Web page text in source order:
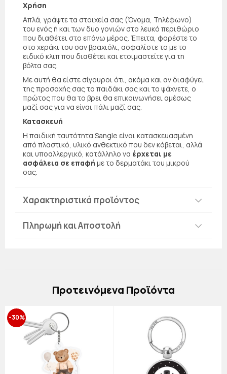
Χρήση
Απλά, γράψτε τα στοιχεία σας (Όνομα, Τηλέφωνο)
του ενός ή και των δυο γονιών στο λευκό περιθώριο
που διαθέτει στο επάνω μέρος. Έπειτα, φορέστε το
στο χεράκι του σαν βραχιόλι, ασφαλίστε το με το
ειδικό κλιπ που διαθέτει και ετοιμαστείτε για τη
βόλτα σας.
Με αυτή θα είστε σίγουροι ότι, ακόμα και αν διαφύγει
της προσοχής σας το παιδάκι σας και το ψάχνετε, ο
πρώτος που θα το βρει θα επικοινωνήσει αμέσως
μαζί σας για να είναι πάλι μαζί σας.
Κατασκευή
Η παιδική ταυτότητα Sangle είναι κατασκευασμένη
από πλαστικό, υλικό ανθεκτικό που δεν κόβεται, αλλά
και υποαλλεργικό, κατάλληλο να έρχεται με
ασφάλεια σε επαφή με το δερματάκι του μικρού
σας.
Χαρακτηριστικά προϊόντος
Πληρωμή και Αποστολή
Πρoτεινόμενα Προϊόντα
-30%